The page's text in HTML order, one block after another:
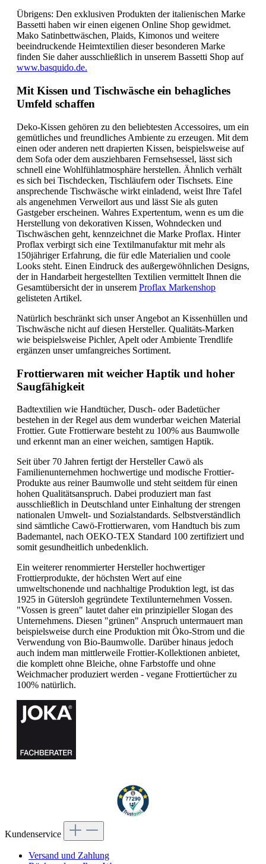
Übrigens: Den exklusiven Produkten der italienischen Marke
Bassetti haben wir einen eigenen Online Shop gewidmet.
Mako Satinbettwäschen, Plaids, Kimonos und weitere
beeindruckende Heimtextilien dieser besonderen Marke
finden Sie daher ausschließlich in unserem Bassetti Shop auf
www.basquido.de.
Mit Kissen und Tischwäsche ein behagliches
Umfeld schaffen
Deko-Kissen gehören zu den beliebtesten Accessoires, um ein
gemütliches und freundliches Ambiente zu erzeugen. Mit dem
einen oder anderen nett drapierten Kissen, beispielsweise auf
dem Sofa oder dem ausziehbaren Fernsehsessel, lässt sich
schnell eine Wohlfühlatmosphäre herstellen. Ähnlich verhält
es sich bei Tischdecken, Tischläufern oder Tischsets. Eine
ansprechende Tischwäsche wirkt einladend, weist Ihre Tafel
als angenehmen Verweilort aus und lässt Sie als guten
Gastgeber erscheinen. Wahres Expertentum, wenn es um die
Herstellung von dekorativen Kissen, Wohndecken und
Tischwäschen geht, kennzeichnet die Marke Proflax. Hinter
Proflax verbirgt sich eine Textilmanufaktur mit mehr als
150jähriger Erfahrung, die für edle Materialien und coole
Looks steht. Einen Eindruck des außergewöhnlichen Designs,
der in Handarbeit hergestellten Textilien vermittelt Ihnen die
Gesamtübersicht der in unserem Proflax Markenshop
gelisteten Artikel.
Natürlich beschränkt sich unser Angebot an Kissenhüllen und
Tischwäsche nicht auf diesen Hersteller. Qualitäts-Marken
wie beispielsweise Pichler, Apelt oder Ambiente Trendlife
ergänzen unser umfangreiches Sortiment.
Frottierwaren mit weicher Haptik und hoher
Saugfähigkeit
Badtextilien wie Handtücher, Dusch- oder Badetücher
bestehen in der Regel aus dem wunderbar weichen Material
Frottier. Gute Frottierware besteht zu 100% aus Baumwolle
und erkennt man an einer weichen, samtigen Haptik.
Seit über 70 Jahren fertigt der Hersteller Cawö als
Familienunternehmen hochwertige und modische Frottier-
Produkte aus reiner Baumwolle und steht seitdem für einen
hohen Qualitätsanspruch. Dabei produziert man fast
ausschließlich in Deutschland unter Einhaltung der strengen
nationalen Umwelt- und Sozialstandards. Selbstverständlich
sind sämtliche Cawö-Frottierwaren, vom Handtuch bis zum
Bademantel, nach OEKO-TEX Standard 100 zertifiziert und
somit gesundheitlich unbedenklich.
Ein weiterer renommierter Hersteller hochwertiger
Frottierprodukte, der höchsten Wert auf eine
umweltschonende und nachhaltige Produktion legt, ist das
1925 in Gütersloh gegründete Textilunternehmen Vossen.
"Vossen is green" lautet daher ein prinzipieller Slogan des
Unternehmens. Diesen "grünen" Anspruch untermauert man
beispielsweise durch eine Produktion mit Öko-Strom und die
Verwendung von Bio-Baumwolle. Darüber hinaus jedoch
auch indem man mittlerweile Frottier-Kollektionen anbietet,
die komplett ohne Bleiche, ohne Farbstoffe und ohne
Weichmacher produziert werden - vegane Frottiertücher zu
100% natürlich.
Kundenservice
Versand und Zahlung